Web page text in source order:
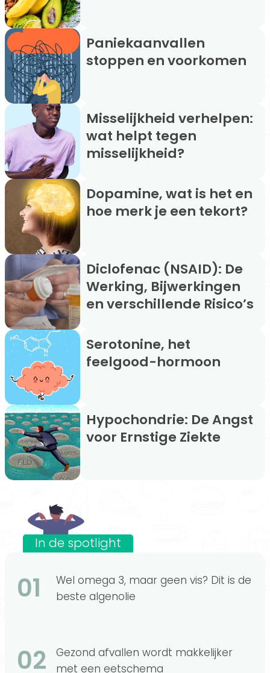
Paniekaanvallen
stoppen en voorkomen
Misselijkheid verhelpen:
wat helpt tegen
misselijkheid?
Dopamine, wat is het en
hoe merk je een tekort?
Diclofenac (NSAID): De
Werking, Bijwerkingen
en verschillende Risico’s
Serotonine, het
feelgood-hormoon
Hypochondrie: De Angst
voor Ernstige Ziekte
In de spotlight
01
Wel omega 3, maar geen vis? Dit is de
beste algenolie
02
Gezond afvallen wordt makkelijker
met een eetschema